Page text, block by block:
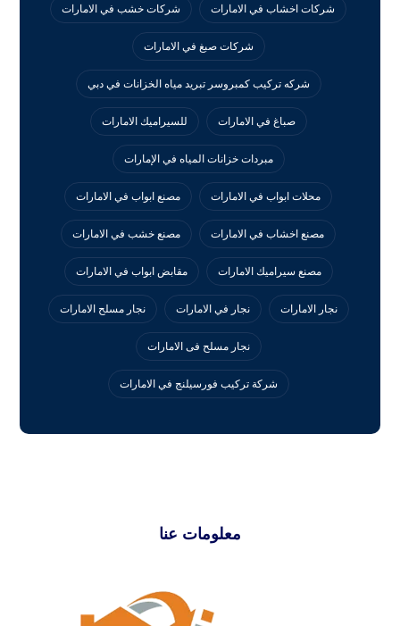
شركات اخشاب في الامارات شركات خشب في الامارات
شركات صبغ في الامارات
شركه تركيب كمبروسر تبريد مياه الخزانات في دبي
صباغ في الامارات للسيراميك الامارات
مبردات خزانات المياه في الإمارات
محلات ابواب في الامارات مصنع ابواب في الامارات
مصنع اخشاب في الامارات مصنع خشب في الامارات
مصنع سيراميك الامارات مقابض ابواب في الامارات
نجار الامارات نجار في الامارات نجار مسلح الامارات
نجار مسلح فى الامارات
‏شركة تركيب فورسيلنج في الامارات
معلومات عنا